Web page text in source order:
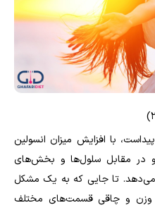
طور که از نام دیابت نوع 2 پیداست، با افزایش میزان انسولین
در مقابل سلول‌ها و بخش‌های
تا جایی که به یک مشکل
وزن و چاقی قسمت‌های مختلف